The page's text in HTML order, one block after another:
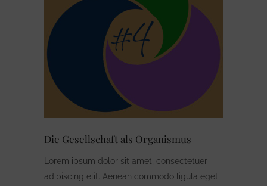
Die Gesellschaft als Organismus
Lorem ipsum dolor sit amet, consectetuer
adipiscing elit. Aenean commodo ligula eget